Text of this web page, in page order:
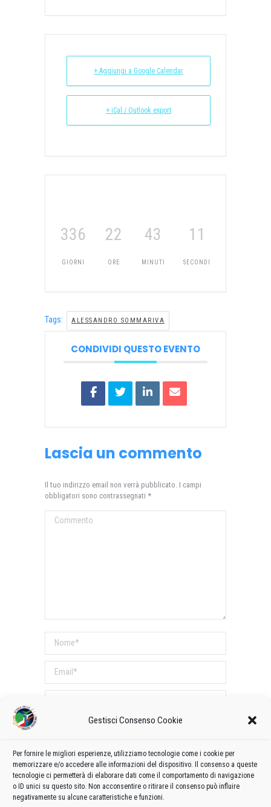
Gestisci Consenso Cookie
Per fornire le migliori esperienze, utilizziamo tecnologie come i cookie per
memorizzare e/o accedere alle informazioni del dispositivo. Il consenso a queste
tecnologie ci permetterà di elaborare dati come il comportamento di navigazione
o ID unici su questo sito. Non acconsentire o ritirare il consenso può influire
negativamente su alcune caratteristiche e funzioni.
+ Aggiungi a Google Calendar
+ iCal / Outlook export
336
GIORNI
22
ORE
43
MINUTI
10
SECONDI
Tags: ALESSANDRO SOMMARIVA
CONDIVIDI QUESTO EVENTO
Lascia un commento
Il tuo indirizzo email non verrà pubblicato. I campi
obbligatori sono contrassegnati *
Commento
Nome *
Email *
Sito web
Questo sito utilizza Akismet per ridurre lo spam.
Scopri come vengono elaborati i dati derivati dai
commenti.